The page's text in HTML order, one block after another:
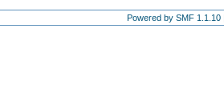
Powered by SMF 1.1.10